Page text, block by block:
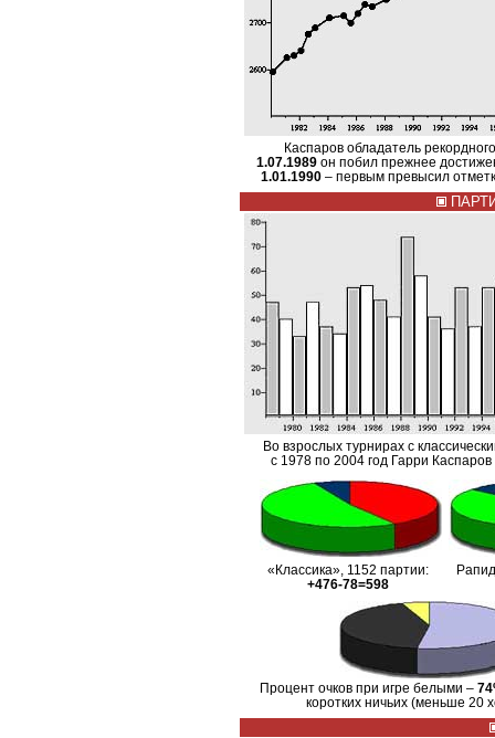
Каспаров обладатель
1.07.1989 он побил прежнее
1.01.1990 – первым превысил
Во взрослых турнирах с
с 1978 по 2004 год Гарри
«Классика», 1152 партии:
+476-78=598
Процент очков при игре белыми –
коротких ничьих (меньше 20